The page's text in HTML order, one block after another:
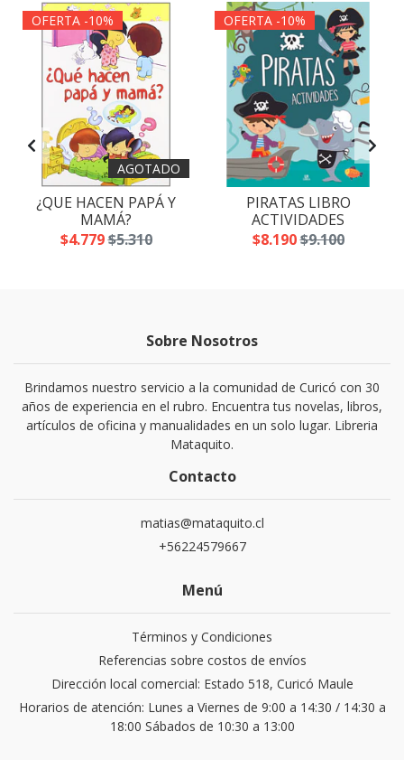
OFERTA -10%
AGOTADO
¿QUE HACEN PAPÁ Y
MAMÁ?
$4.779$5.310
OFERTA -10%
PIRATAS LIBRO
ACTIVIDADES
$8.190$9.100
Sobre Nosotros
Brindamos nuestro servicio a la comunidad de Curicó con 30
años de experiencia en el rubro. Encuentra tus novelas, libros,
artículos de oficina y manualidades en un solo lugar. Libreria
Mataquito.
Contacto
matias@mataquito.cl
+56224579667
Menú
Términos y Condiciones
Referencias sobre costos de envíos
Dirección local comercial: Estado 518, Curicó Maule
Horarios de atención: Lunes a Viernes de 9:00 a 14:30 / 14:30 a
18:00 Sábados de 10:30 a 13:00